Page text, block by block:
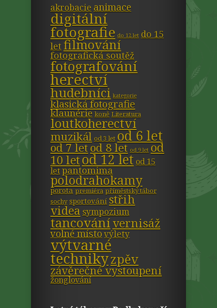
akrobacie animace
digitální
fotografie do 12 let do 15
let filmování
fotografická soutěž
fotografování
herectví
hudebníci kategorie
klasická fotografie
klaunérie koně Literatura
loutkoherectví
muzikál od 3 let od 6 let
od 7 letod 8 let od 9 let od
10 letod 12 let od 15
letpantomima
polodrahokamy
porota premiéra příměstský tábor
sochy sportování střih
videa sympozium
tancovánívernisáž
volné místovýlety
výtvarné
technikyzpěv
závěrečné vystoupení
žonglování